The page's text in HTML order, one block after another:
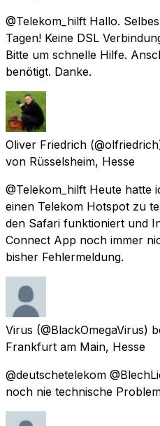
@Telekom_hilft Hallo.
Tagen! Keine DSL
Bitte um schnelle Hilfe.
benötigt. Danke.
Oliver Friedrich
von Rüsselsheim, Hesse
@Telekom_hilft Heute hatte
einen Telekom Hotspot zu
den Safari funktioniert und
Connect App noch immer
bisher Fehlermeldung.
Virus (@BlackOmegaVirus)
Frankfurt am Main, Hesse
@deutschetelekom
noch nie technische